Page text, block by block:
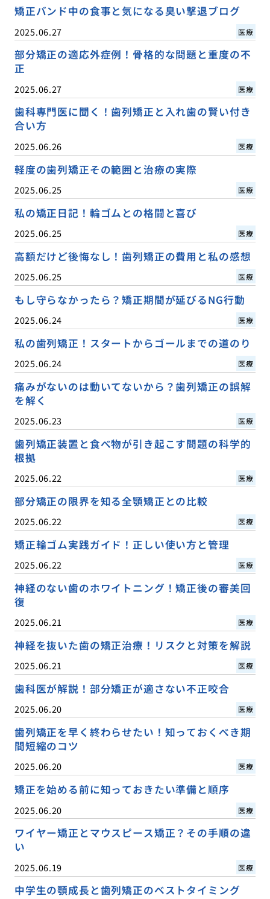
矯正バンド中の食事と気になる臭い撃退ブログ
2025.06.27 医療
部分矯正の適応外症例！骨格的な問題と重度の不
正
2025.06.27 医療
歯科専門医に聞く！歯列矯正と入れ歯の賢い付き
合い方
2025.06.26 医療
軽度の歯列矯正その範囲と治療の実際
2025.06.25 医療
私の矯正日記！輪ゴムとの格闘と喜び
2025.06.25 医療
高額だけど後悔なし！歯列矯正の費用と私の感想
2025.06.25 医療
もし守らなかったら？矯正期間が延びるNG行動
2025.06.24 医療
私の歯列矯正！スタートからゴールまでの道のり
2025.06.24 医療
痛みがないのは動いてないから？歯列矯正の誤解
を解く
2025.06.23 医療
歯列矯正装置と食べ物が引き起こす問題の科学的
根拠
2025.06.22 医療
部分矯正の限界を知る全顎矯正との比較
2025.06.22 医療
矯正輪ゴム実践ガイド！正しい使い方と管理
2025.06.22 医療
神経のない歯のホワイトニング！矯正後の審美回
復
2025.06.21 医療
神経を抜いた歯の矯正治療！リスクと対策を解説
2025.06.21 医療
歯科医が解説！部分矯正が適さない不正咬合
2025.06.20 医療
歯列矯正を早く終わらせたい！知っておくべき期
間短縮のコツ
2025.06.20 医療
矯正を始める前に知っておきたい準備と順序
2025.06.20 医療
ワイヤー矯正とマウスピース矯正？その手順の違
い
2025.06.19 医療
中学生の顎成長と歯列矯正のベストタイミング